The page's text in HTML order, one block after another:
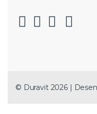
© Duravit 2026 |